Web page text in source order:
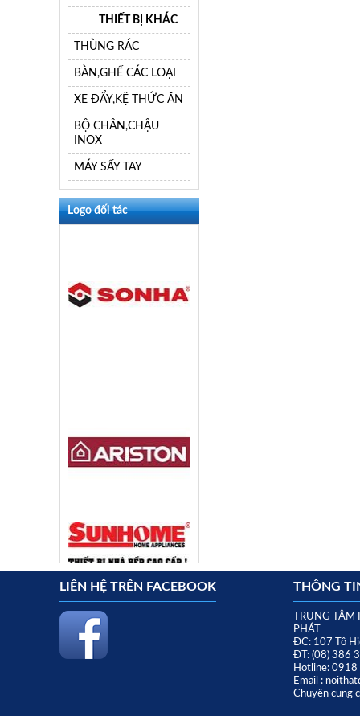
THIẾT BỊ KHÁC
THÙNG RÁC
BÀN,GHẾ CÁC LOẠI
XE ĐẨY,KỆ THỨC ĂN
BỘ CHÂN,CHẬU
INOX
MÁY SẤY TAY
Logo đối tác
LIÊN HỆ TRÊN FACEBOOK THÔNG
TRUNG
PHÁT
ĐC: 107 Tô
ĐT: (08) 386
Hotline:
Email :
Chuyên cung